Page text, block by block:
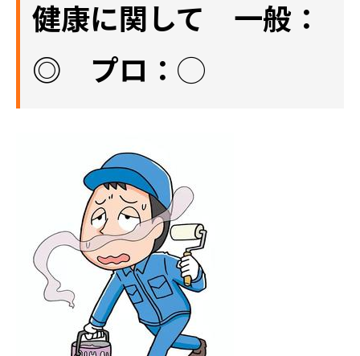
健康に関して 一般：
◎ プロ：◯